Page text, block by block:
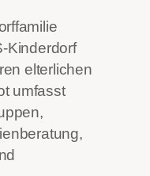
Kinderdorf
elterlichen
umfasst